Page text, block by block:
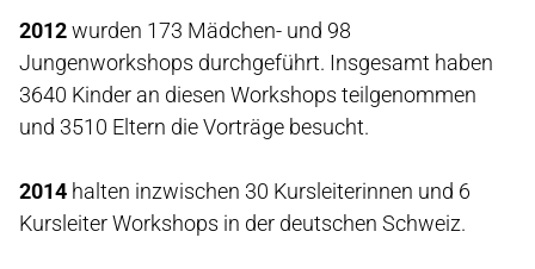
2012wurden 173 Mädchen- und 98
Jungenworkshops durchgeführt. Insgesamt haben
3640 Kinder an diesen Workshops teilgenommen
und 3510 Eltern die Vorträge besucht.
2014 halten inzwischen 30 Kursleiterinnen und 6
Kursleiter Workshops in der deutschen Schweiz.